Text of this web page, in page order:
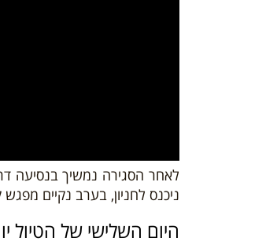
לאחר הסגירה נמשיך בנסיעה
ניכנס לחניון, בערב נקיים
היום השלישי של הטיול יום